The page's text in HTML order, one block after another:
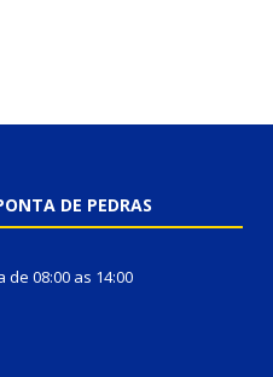
DE PEDRAS
08:00 as 14:00